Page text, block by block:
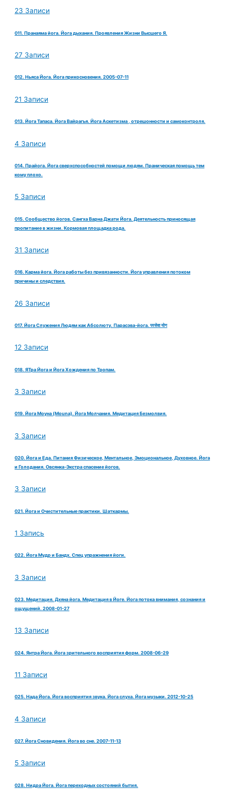
23 Записи
011. Пранаяма йога. Йога дыхания. Проявления Жизни Высшего Я.
27 Записи
012. Ньяса Йога. Йога прикосновения. 2005-07-11
21 Записи
013. Йога Тапаса. Йога Вайрагья. Йога Аскетизма , отрешонности и самоконтроля.
4 Записи
014. Прайога. Йога сверхспособностей помощи людям. Праническая помощь тем
кому плохо.
5 Записи
015. Сообщество йогов. Сангха Варна Джати Йога. Деятельность приносящая
пропитание в жизни. Кормовая площадка рода.
31 Записи
016. Карма йога. Йога работы без привязанности. Йога управления потоком
причины и следствия.
26 Записи
017. Йога Служения Людям как Абсолюту. Парасэва-йога. परसेवा योग
12 Записи
018. ЯТра Йога и Йога Хождения по Тропам.
3 Записи
019. Йога Моуна (Mouna). Йога Молчания. Медитация Безмолвия.
3 Записи
020. Йога и Еда. Питания Физическое, Ментальное, Эмоциональное, Духовное. Йога
и Голодания. Овсянка-Экстра спасение йогов.
3 Записи
021. Йога и Очистительные практики. Шаткармы.
1 Запись
022. Йога Мудр и Бандх. Спец упражнения йоги.
3 Записи
023. Медитация. Дхяна йога. Медитация в Йоге. Йога потока внимания, сознания и
ощущений. 2008-01-27
13 Записи
024. Янтра Йога. Йога зрительного восприятия форм. 2008-06-29
11 Записи
025. Нада Йога. Йога восприятия звука. Йога слуха. Йога музыки. 2012-10-25
4 Записи
027. Йога Сновидения. Йога во сне. 2007-11-13
5 Записи
028. Нидра Йога. Йога переходных состояний бытия.